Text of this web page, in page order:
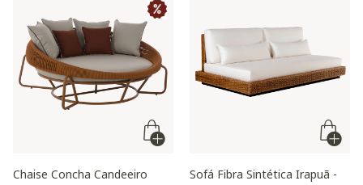
Chaise Concha Candeeiro
Sofá Fibra Sintética Irapuã -